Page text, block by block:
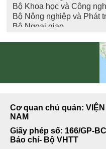
Cơ quan chủ quản: VIỆN
NAM
Giấy phép số: 166/GP-
Báo chí- Bộ VHTT